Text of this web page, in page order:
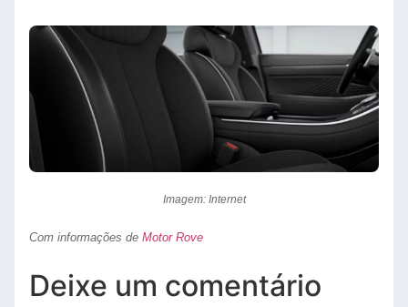
Imagem: Internet
Com informações de Motor Rove
Deixe um comentário